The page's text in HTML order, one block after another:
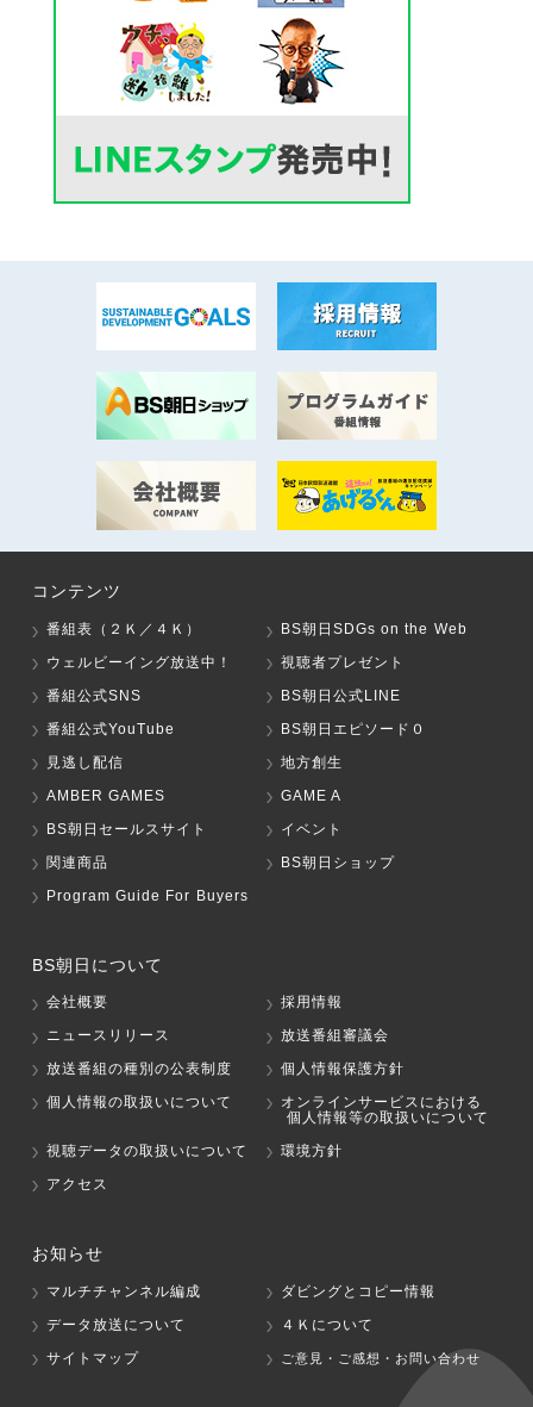
コンテンツ
番組表（２Ｋ／４Ｋ）
BS朝日SDGs on the Web
ウェルビーイング放送中！
視聴者プレゼント
番組公式SNS
BS朝日公式LINE
番組公式YouTube
BS朝日エピソード０
見逃し配信
地方創生
AMBER GAMES
GAME A
BS朝日セールスサイト
イベント
関連商品
BS朝日ショップ
Program Guide For Buyers
BS朝日について
会社概要
採用情報
ニュースリリース
放送番組審議会
放送番組の種別の公表制度
個人情報保護方針
個人情報の取扱いについて
オンラインサービスにおける
個人情報等の取扱いについて
視聴データの取扱いについて
環境方針
アクセス
お知らせ
マルチチャンネル編成
ダビングとコピー情報
データ放送について
４Ｋについて
サイトマップ
ご意見・ご感想・お問い合わせ